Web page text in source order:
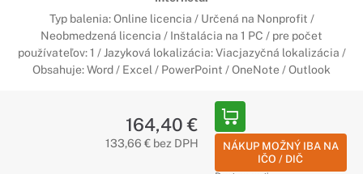
Typ balenia: Online licencia / Určená na Nonprofit /
Neobmedzená licencia / Inštalácia na 1 PC / pre počet
používateľov: 1 / Jazyková lokalizácia: Viacjazyčná lokalizácia /
Obsahuje: Word / Excel / PowerPoint / OneNote / Outlook
164,40 €
133,66 € bez DPH
NÁKUP MOŽNÝ IBA NA
IČO / DIČ